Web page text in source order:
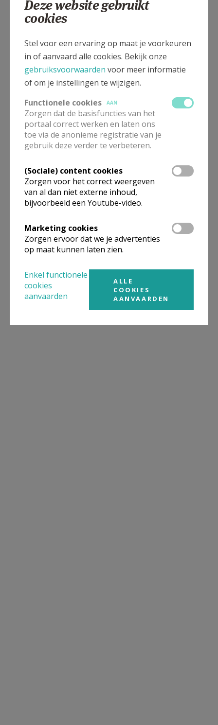
Deze website gebruikt
cookies
Stel voor een ervaring op maat je voorkeuren
in of aanvaard alle cookies. Bekijk onze
gebruiksvoorwaarden voor meer informatie
of om je instellingen te wijzigen.
Functionele cookies
AAN
Zorgen dat de basisfuncties van het
portaal correct werken en laten ons
toe via de anonieme registratie van je
gebruik deze verder te verbeteren.
(Sociale) content cookies
Zorgen voor het correct weergeven
van al dan niet externe inhoud,
bijvoorbeeld een Youtube-video.
Marketing cookies
Zorgen ervoor dat we je advertenties
op maat kunnen laten zien.
Enkel functionele
cookies
aanvaarden
ALLE
COOKIES
AANVAARDEN